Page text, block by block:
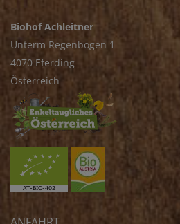
Biohof Achleitner
Unterm Regenbogen 1
4070 Eferding
Österreich